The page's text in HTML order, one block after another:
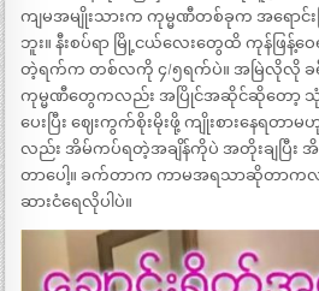
ကျမအမျိုးသားက ကုမ္မဏီတစ်ခုက အရောင်း
ဘူး။ နီးစပ်ရာ မြို့ငယ်လေးတွေထိ ကုန်ဖြန့်
တဲ့ရက်က တစ်လကို ၄/၅ရက်ပဲ။ အမြဲလိုလို ခ
ကုမ္မဏီတွေကလည်း အပြိုင်အဆိုင်ဆိုတော့ သုံ
ပေးပြီး ဈေးကွက်စိုးမိုးဖို့ ကျိုးစားနေရတ
လည်း အိမ်ကပ်ရတဲ့အချိန်ကိုပဲ အတိုးချပြီး အိ
တာပေါ့။ ခက်တာက ကာမအရသာဆိုတာက
ဆားငံရေလိုပါပဲ။